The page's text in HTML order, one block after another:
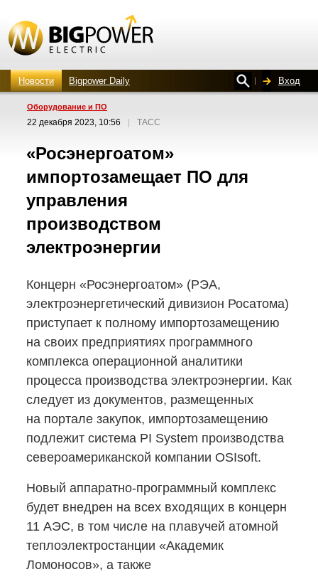
Новости Bigpower Daily Вход
Оборудование и ПО
22 декабря 2023, 10:56 ТАСС
«Росэнергоатом»
импортозамещает ПО для
управления
производством
электроэнергии
Концерн «Росэнергоатом» (РЭА,
электроэнергетический дивизион Росатома)
приступает к полному импортозамещению
на своих предприятиях программного
комплекса операционной аналитики
процесса производства электроэнергии. Как
следует из документов, размещенных
на портале закупок, импортозамещению
подлежит система PI System производства
североамериканской компании OSIsoft.
Новый аппаратно-программный комплекс
будет внедрен на всех входящих в концерн
11 АЭС, в том числе на плавучей атомной
теплоэлектростанции «Академик
Ломоносов», а также